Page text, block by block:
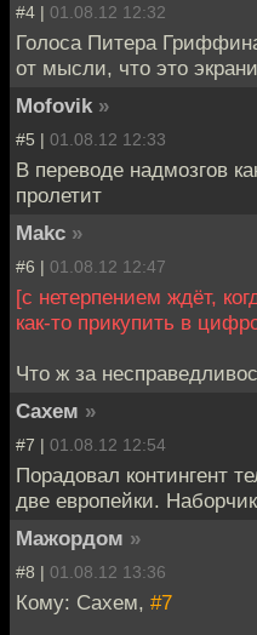
#4 | 01.08.12 12:32
Голоса Питера
от мысли, что это
Mofovik »
#5 | 01.08.12 12:33
В переводе надмозгов
пролетит
Makc »
#6 | 01.08.12 12:47
[с нетерпением ждёт,
как-то прикупить в
Что ж за
Сахем »
#7 | 01.08.12 12:54
Порадовал контингент
две европейки.
Мажордом »
#8 | 01.08.12 13:36
Кому: Сахем, #7